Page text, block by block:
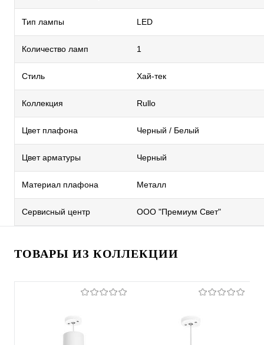
Тип лампы LED
Количество ламп 1
Стиль Хай-тек
Коллекция Rullo
Цвет плафона Черный / Белый
Цвет арматуры Черный
Материал плафона Металл
Сервисный центр ООО "Премиум Свет"
ТОВАРЫ ИЗ КОЛЛЕКЦИИ